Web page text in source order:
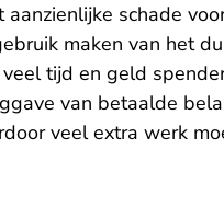
schade
maken van het
tijd en geld
van betaalde
veel extra werk